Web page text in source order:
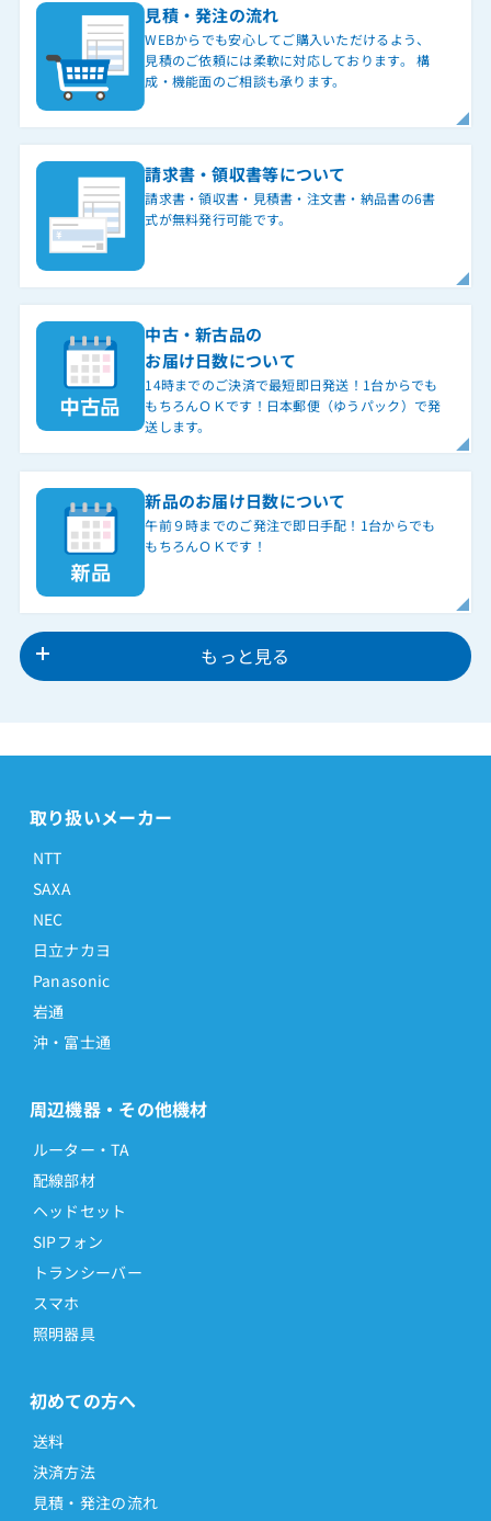
見積・発注の流れ
WEBからでも安心してご購入いただけるよう、
見積のご依頼には柔軟に対応しております。 構
成・機能面のご相談も承ります。
請求書・領収書等について
請求書・領収書・見積書・注文書・納品書の6書
式が無料発行可能です。
中古・新古品の
お届け日数について
14時までのご決済で最短即日発送！1台からでも
もちろんＯＫです！日本郵便（ゆうパック）で発
送します。
新品のお届け日数について
午前９時までのご発注で即日手配！1台からでも
もちろんＯＫです！
もっと見る
取り扱いメーカー
NTT
SAXA
NEC
日立ナカヨ
Panasonic
岩通
沖・富士通
周辺機器・その他機材
ルーター・TA
配線部材
ヘッドセット
SIPフォン
トランシーバー
スマホ
照明器具
初めての方へ
送料
決済方法
見積・発注の流れ